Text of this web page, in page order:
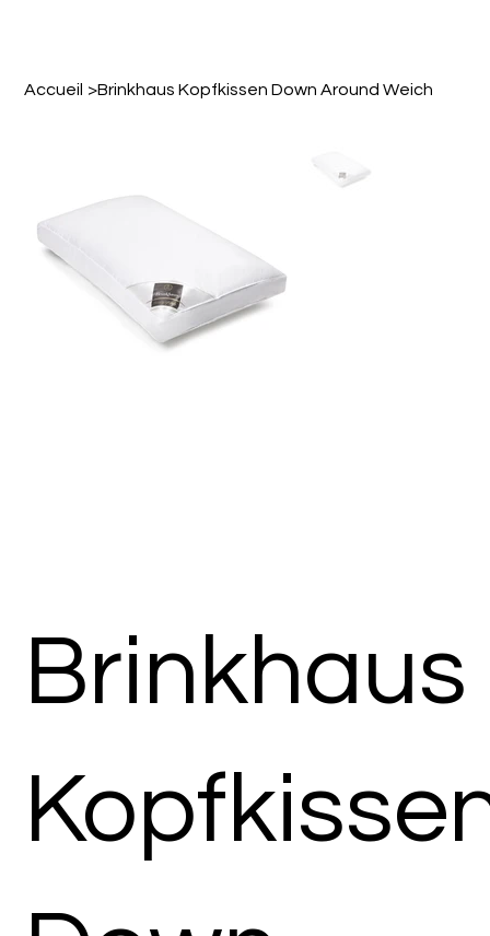
Accueil >Brinkhaus Kopfkissen Down Around Weich
Brinkhaus